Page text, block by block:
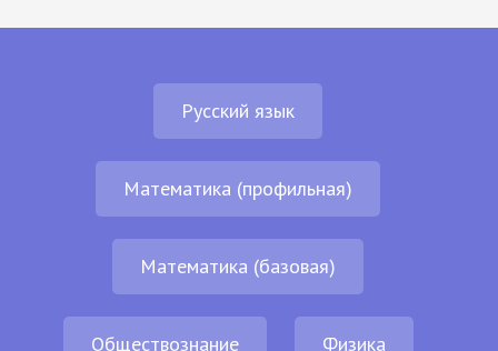
Русский язык
Математика (профильная)
Математика (базовая)
Обществознание Физика